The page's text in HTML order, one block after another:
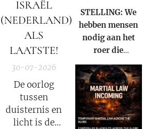
STELLING: We
hebben mensen
nodig aan het
roer die
gezamenlijk
voorkomen dat
iemand ooit nog
een nieuwe Fauci
kan worden.
ISRAËL
(NEDERLAND)
ALS
LAATSTE!
30-07-2026
De oorlog
tussen
duisternis en
licht is de